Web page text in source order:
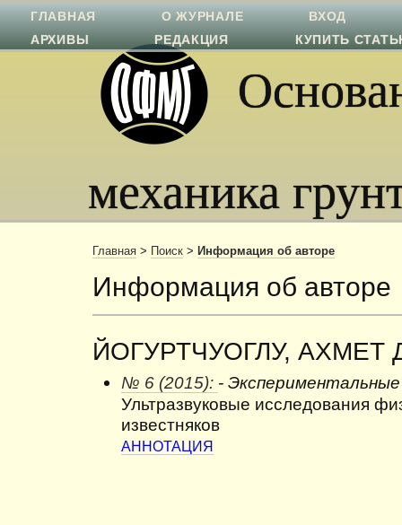
механика
ГЛАВНАЯ О ЖУРНАЛЕ
ВХОД
АРХИВЫ
РЕДАКЦИЯ КУПИТЬ
Главная > Поиск > Информация об авторе
Информация об авторе
ЙОГУРТЧУОГЛУ, АХМЕТ
№ 6 (2015): -
Ультразвуковые исследования
известняков
АННОТАЦИЯ